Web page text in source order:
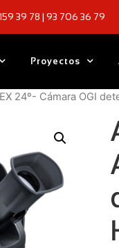
159 39 78 | 93 706 36 79
Proyectos
24º- Cámara OGI